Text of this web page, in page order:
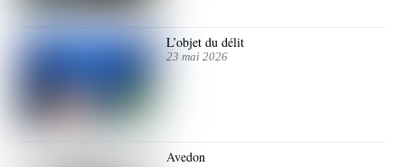
L’objet du délit
23 mai 2026
Avedon